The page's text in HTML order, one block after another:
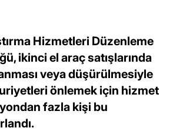
Hizmetleri Düzenleme
ikinci el araç satışlarında
veya düşürülmesiyle
önlemek için hizmet
fazla kişi bu